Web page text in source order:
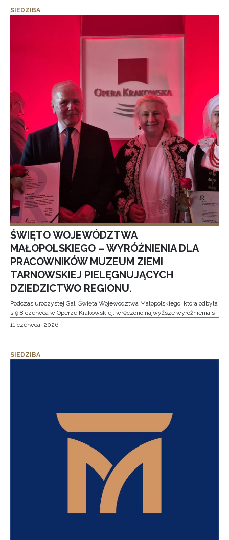
SIEDZIBA
ŚWIĘTO WOJEWÓDZTWA
MAŁOPOLSKIEGO – WYRÓŻNIENIA DLA
PRACOWNIKÓW MUZEUM ZIEMI
TARNOWSKIEJ PIELĘGNUJĄCYCH
DZIEDZICTWO REGIONU.
Podczas uroczystej Gali Święta Województwa Małopolskiego, która odbyła
się 8 czerwca w Operze Krakowskiej, wręczono najwyższe wyróżnienia s
11 czerwca, 2026
SIEDZIBA